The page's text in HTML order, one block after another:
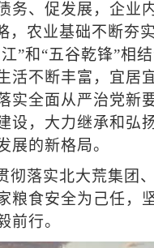
务、促发展，企业
，农业基础不断夯
”和“五谷乾锋”相
活不断丰富，宜居
实全面从严治党新
设，大力继承和弘
展的新格局。
落实北大荒集团
食安全为己任，
前行。